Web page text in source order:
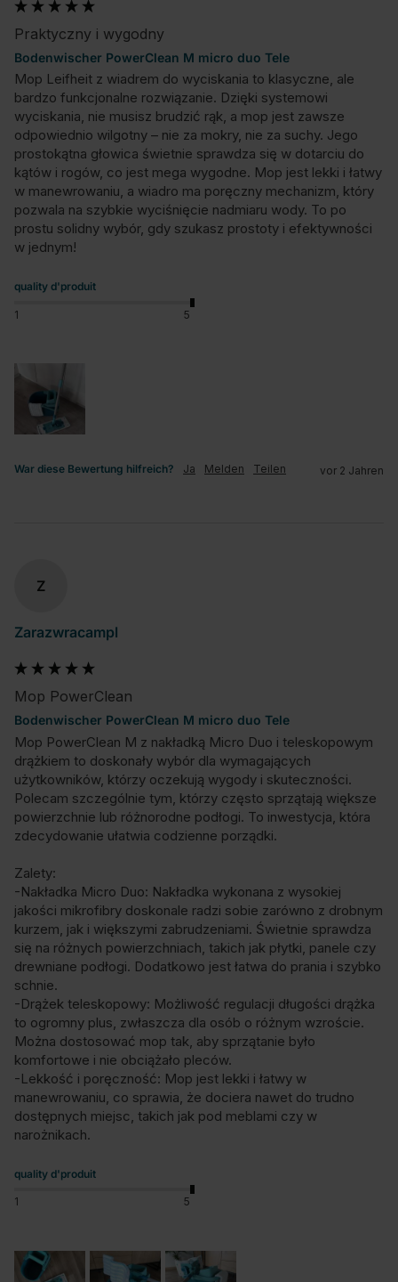
Praktyczny i wygodny
Bodenwischer PowerClean M micro duo Tele
Mop Leifheit z wiadrem do wyciskania to klasyczne, ale
bardzo funkcjonalne rozwiązanie. Dzięki systemowi
wyciskania, nie musisz brudzić rąk, a mop jest zawsze
odpowiednio wilgotny – nie za mokry, nie za suchy. Jego
prostokątna głowica świetnie sprawdza się w dotarciu do
kątów i rogów, co jest mega wygodne. Mop jest lekki i łatwy
w manewrowaniu, a wiadro ma poręczny mechanizm, który
pozwala na szybkie wyciśnięcie nadmiaru wody. To po
prostu solidny wybór, gdy szukasz prostoty i efektywności
w jednym!
quality d'produit
1 5
War diese Bewertung hilfreich? Ja Melden Teilen vor 2 Jahren
Z
Zarazwracampl
Mop PowerClean
Bodenwischer PowerClean M micro duo Tele
Mop PowerClean M z nakładką Micro Duo i teleskopowym
drążkiem to doskonały wybór dla wymagających
użytkowników, którzy oczekują wygody i skuteczności.
Polecam szczególnie tym, którzy często sprzątają większe
powierzchnie lub różnorodne podłogi. To inwestycja, która
zdecydowanie ułatwia codzienne porządki.
Zalety:
-Nakładka Micro Duo: Nakładka wykonana z wysokiej
jakości mikrofibry doskonale radzi sobie zarówno z drobnym
kurzem, jak i większymi zabrudzeniami. Świetnie sprawdza
się na różnych powierzchniach, takich jak płytki, panele czy
drewniane podłogi. Dodatkowo jest łatwa do prania i szybko
schnie.
-Drążek teleskopowy: Możliwość regulacji długości drążka
to ogromny plus, zwłaszcza dla osób o różnym wzroście.
Można dostosować mop tak, aby sprzątanie było
komfortowe i nie obciążało pleców.
-Lekkość i poręczność: Mop jest lekki i łatwy w
manewrowaniu, co sprawia, że dociera nawet do trudno
dostępnych miejsc, takich jak pod meblami czy w
narożnikach.
quality d'produit
1 5